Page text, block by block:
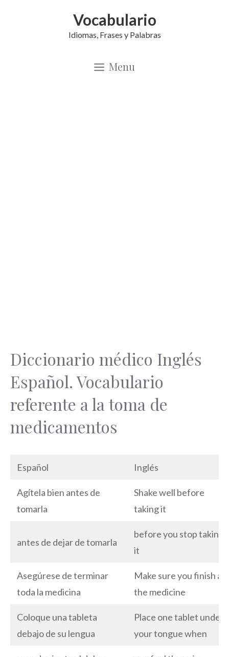
Vocabulario
Idiomas, Frases y Palabras
Menu
Diccionario médico Inglés
Español. Vocabulario
referente a la toma de
medicamentos
Español Inglés
Agítela bien antes de
tomarla
Shake well before
taking it
antes de dejar de tomarla
before you stop taking
it
Asegúrese de terminar
toda la medicina
Make sure you finish all
the medicine
Coloque una tableta
debajo de su lengua
Place one tablet under
your tongue when